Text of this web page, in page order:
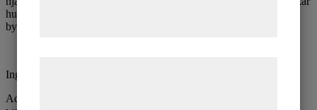
hudens fasthet och motståndskraft samt ökar cellförnyelser och
bygger upp hudens kondition och immunförsvar.
Ingredienser
Aqua (vatten), Hordeum vulgare stem